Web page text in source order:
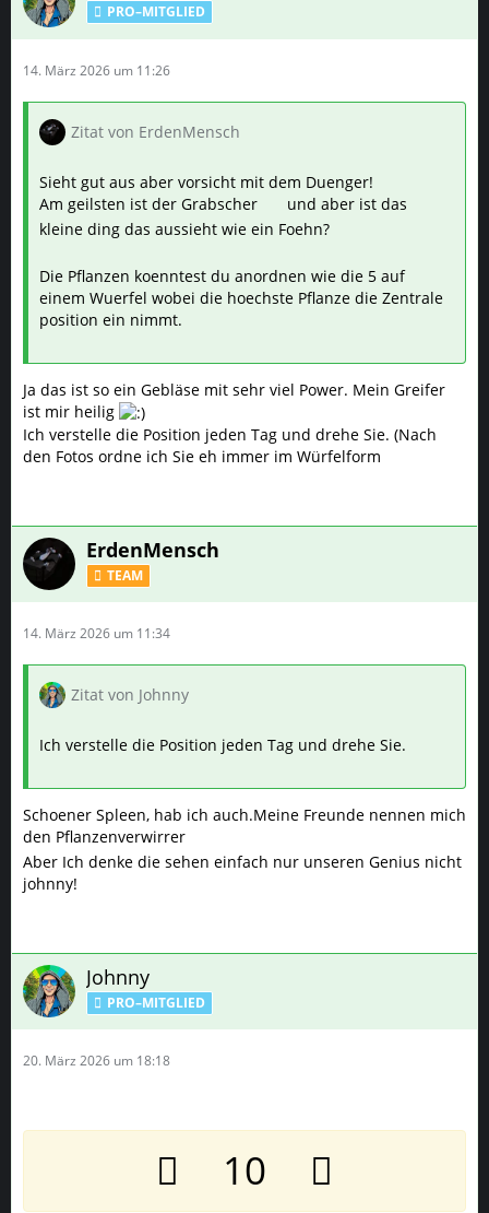
Sieht gut aus aber vorsicht mit dem Duenger!
Am geilsten ist der Grabscher
Die Pflanzen koenntest du anordnen wie die 5 auf
einem Wuerfel wobei die hoechste Pflanze die Zentrale
position ein nimmt.
Ja das ist so ein Gebläse mit sehr viel Power. Mein Greifer
ist mir heilig
den Fotos ordne ich Sie eh immer im Würfelform
ErdenMensch
TEAM
14. März 2026 um 11:34
Zitat von Johnny
Ich verstelle die Position jeden Tag und drehe Sie.
Schoener Spleen, hab ich auch.Meine Freunde nennen mich
den Pflanzenverwirrer
Aber Ich denke die sehen einfach nur unseren Genius nicht
johnny!
Johnny
PRO–MITGLIED
20. März 2026 um 18:18
Die Pflanzen haben nun schon deutlich sichtbare Blüten
Denkt an den letzten Durchgang, dieses mal läuft es